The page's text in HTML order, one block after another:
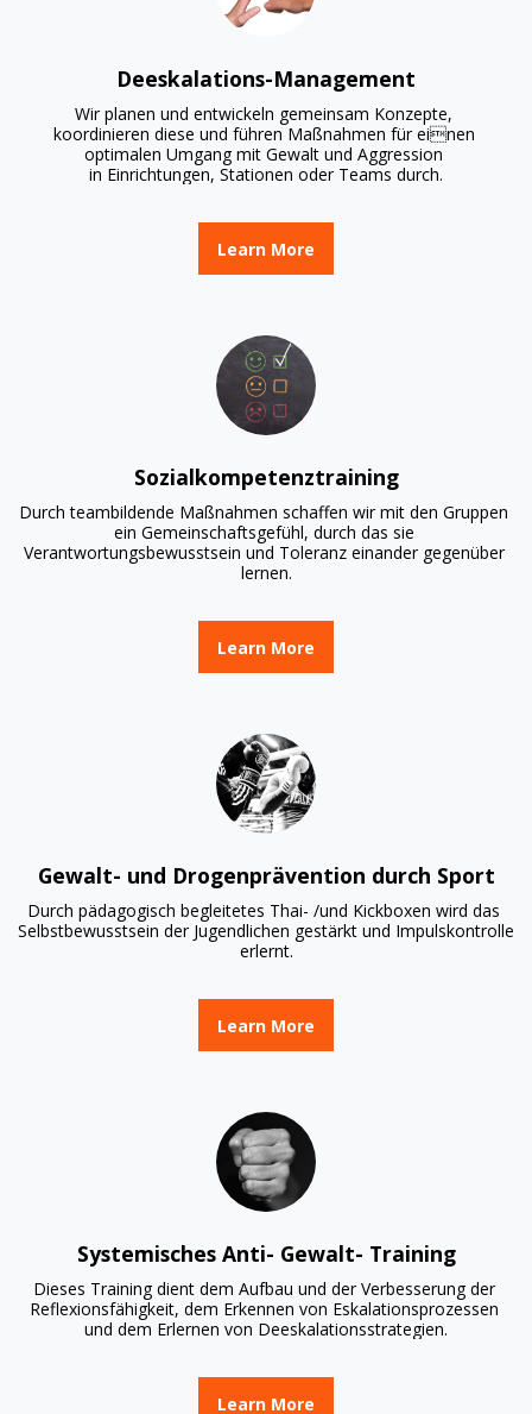
Deeskalations-Management
Wir planen und entwickeln gemeinsam Konzepte,
koordinieren diese und führen Maßnahmen für einen
optimalen Umgang mit Gewalt und Aggression
in Einrichtungen, Stationen oder Teams durch.
Learn More
Sozialkompetenztraining
Durch teambildende Maßnahmen schaffen wir mit den Gruppen
ein Gemeinschaftsgefühl, durch das sie
Verantwortungsbewusstsein und Toleranz einander gegenüber
lernen.
Learn More
Gewalt- und Drogenprävention durch Sport
Durch pädagogisch begleitetes Thai- /und Kickboxen wird das
Selbstbewusstsein der Jugendlichen gestärkt und Impulskontrolle
erlernt.
Learn More
Systemisches Anti- Gewalt- Training
Dieses Training dient dem Aufbau und der Verbesserung der
Reflexionsfähigkeit, dem Erkennen von Eskalationsprozessen
und dem Erlernen von Deeskalationsstrategien.
Learn More